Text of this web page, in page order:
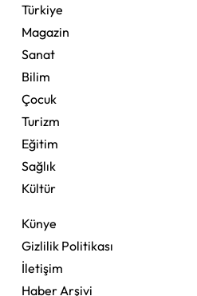
Türkiye
Magazin
Sanat
Bilim
Çocuk
Turizm
Eğitim
Sağlık
Kültür
Künye
Gizlilik Politikası
İletişim
Haber Arşivi